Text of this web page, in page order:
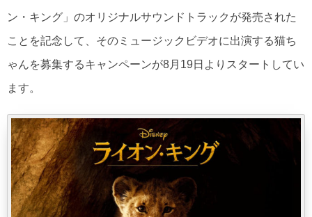
ン・キング」のオリジナルサウンドトラックが発売された
ことを記念して、そのミュージックビデオに出演する猫ち
ゃんを募集するキャンペーンが8月19日よりスタートしてい
ます。